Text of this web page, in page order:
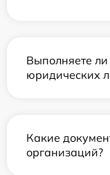
Выполняете
юридических
Какие
организаций?